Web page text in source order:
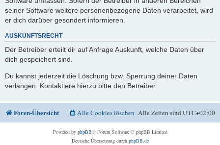
seiner Software weitere personenbezogene Daten verarbeitet, wird
er dich darüber gesondert informieren.
AUSKUNFTSRECHT
Der Betreiber erteilt dir auf Anfrage Auskunft, welche Daten über
dich gespeichert sind.
Du kannst jederzeit die Löschung bzw. Sperrung deiner Daten
verlangen. Kontaktiere hierzu bitte den Betreiber.
Foren-Übersicht Alle Zeiten sindUTC+02:00
Alle Cookies löschen
Powered by phpBB® Forum Software © phpBB Limited
Deutsche Übersetzung durch phpBB.de